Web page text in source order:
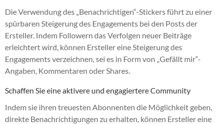
Die Verwendung des „Benachrichtigen“-Stickers führt zu einer
spürbaren Steigerung des Engagements bei den Posts der
Ersteller. Indem Followern das Verfolgen neuer Beiträge
erleichtert wird, können Ersteller eine Steigerung des
Engagements verzeichnen, sei es in Form von „Gefällt mir“-
Angaben, Kommentaren oder Shares.
Schaffen Sie eine aktivere und engagiertere Community
Indem sie ihren treuesten Abonnenten die Möglichkeit geben,
direkte Benachrichtigungen zu erhalten, können Ersteller eine